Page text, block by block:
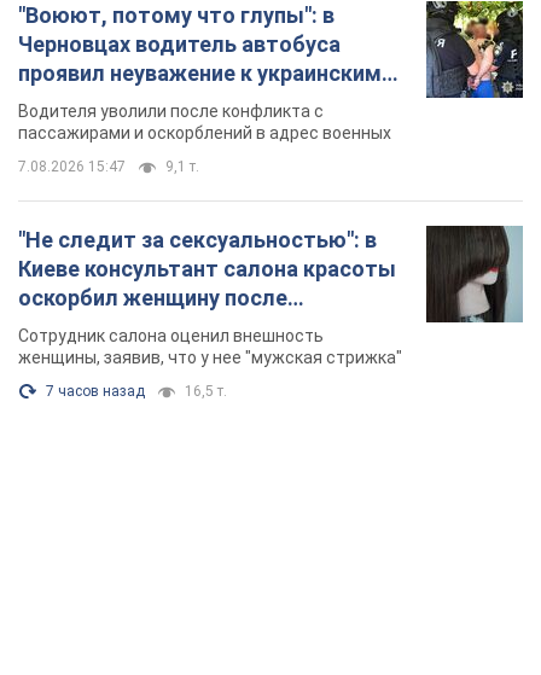
"Воюют, потому что глупы": в
Черновцах водитель автобуса
проявил неуважение к украинским
военным и поплатился за это.
Видео
Водителя уволили после конфликта с
пассажирами и оскорблений в адрес военных
7.08.2026 15:47 9,1 т.
"Не следит за сексуальностью": в
Киеве консультант салона красоты
оскорбил женщину после
химиотерапии, разгорелся скандал.
Фото
Сотрудник салона оценил внешность
женщины, заявив, что у нее "мужская стрижка"
7 часов назад 16,5 т.